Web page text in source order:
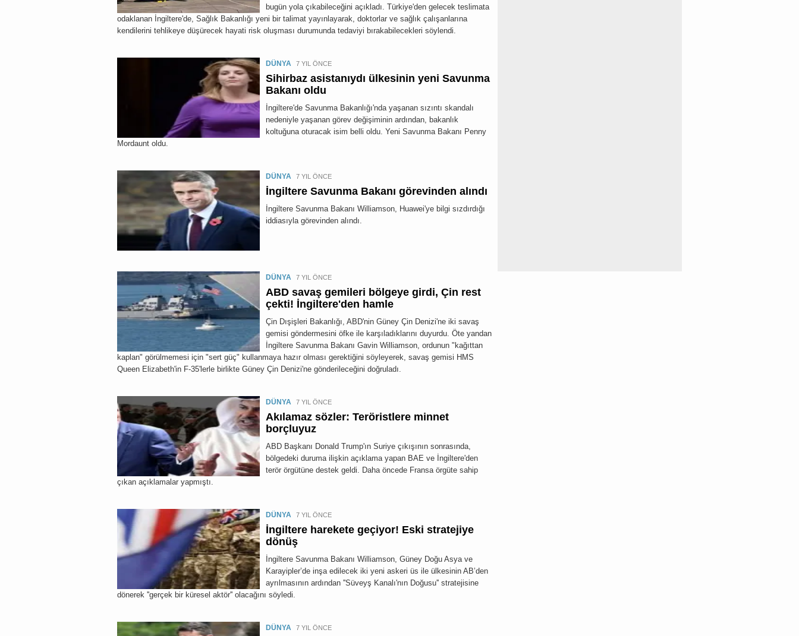
bugün yola çıkabileceğini açıkladı. Türkiye'den gelecek teslimata
odaklanan İngiltere'de, Sağlık Bakanlığı yeni bir talimat yayınlayarak, doktorlar ve sağlık çalışanlarına
kendilerini tehlikeye düşürecek hayati risk oluşması durumunda tedaviyi bırakabilecekleri söylendi.
DÜNYA 7 YIL ÖNCE
Sihirbaz asistanıydı ülkesinin yeni Savunma
Bakanı oldu
İngiltere'de Savunma Bakanlığı'nda yaşanan sızıntı skandalı
nedeniyle yaşanan görev değişiminin ardından, bakanlık
koltuğuna oturacak isim belli oldu. Yeni Savunma Bakanı Penny
Mordaunt oldu.
DÜNYA 7 YIL ÖNCE
İngiltere Savunma Bakanı görevinden alındı
İngiltere Savunma Bakanı Williamson, Huawei'ye bilgi sızdırdığı
iddiasıyla görevinden alındı.
DÜNYA 7 YIL ÖNCE
ABD savaş gemileri bölgeye girdi, Çin rest
çekti! İngiltere'den hamle
Çin Dışişleri Bakanlığı, ABD'nin Güney Çin Denizi'ne iki savaş
gemisi göndermesini öfke ile karşıladıklarını duyurdu. Öte yandan
İngiltere Savunma Bakanı Gavin Williamson, ordunun "kağıttan
kaplan" görülmemesi için "sert güç" kullanmaya hazır olması gerektiğini söyleyerek, savaş gemisi HMS
Queen Elizabeth'in F-35'lerle birlikte Güney Çin Denizi'ne gönderileceğini doğruladı.
DÜNYA 7 YIL ÖNCE
Akılamaz sözler: Teröristlere minnet
borçluyuz
ABD Başkanı Donald Trump'ın Suriye çıkışının sonrasında,
bölgedeki duruma ilişkin açıklama yapan BAE ve İngiltere'den
terör örgütüne destek geldi. Daha öncede Fransa örgüte sahip
çıkan açıklamalar yapmıştı.
DÜNYA 7 YIL ÖNCE
İngiltere harekete geçiyor! Eski stratejiye
dönüş
İngiltere Savunma Bakanı Williamson, Güney Doğu Asya ve
Karayipler’de inşa edilecek iki yeni askeri üs ile ülkesinin AB’den
ayrılmasının ardından ''Süveyş Kanalı'nın Doğusu'' stratejisine
dönerek ''gerçek bir küresel aktör'' olacağını söyledi.
DÜNYA 7 YIL ÖNCE